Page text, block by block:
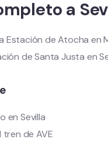
a
Estación de Atocha en
de Santa Justa en
en Sevilla
de AVE